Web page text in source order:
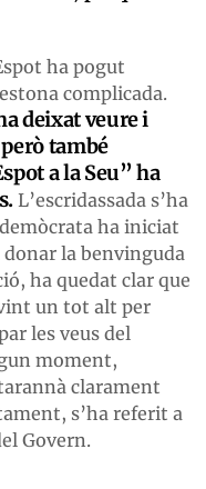
ha pogut
complicada.
deixat veure i
també
a la Seu” ha
L’escridassada s’ha
ha iniciat
la benvinguda
ha quedat clar que
un tot alt per
les veus del
moment,
clarament
s’ha referit a
Govern.